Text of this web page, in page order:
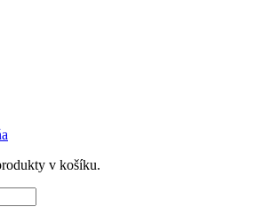
v košíku.